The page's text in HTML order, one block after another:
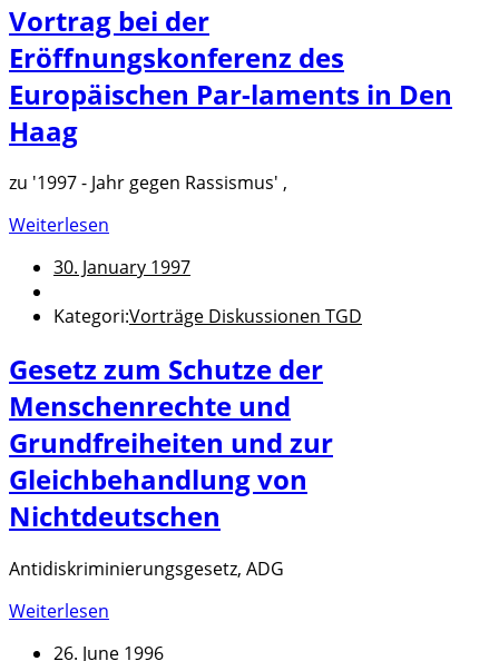
Vortrag bei der
Eröffnungskonferenz des
Europäischen Par-laments in Den
Haag
zu '1997 - Jahr gegen Rassismus' ,
Weiterlesen
30. January 1997
Kategori:Vorträge Diskussionen TGD
Gesetz zum Schutze der
Menschenrechte und
Grundfreiheiten und zur
Gleichbehandlung von
Nichtdeutschen
Antidiskriminierungsgesetz, ADG
Weiterlesen
26. June 1996